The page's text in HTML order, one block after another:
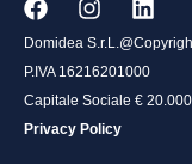
Domidea
P.IVA 16216201000
Capitale Sociale € 20.000
Privacy Policy